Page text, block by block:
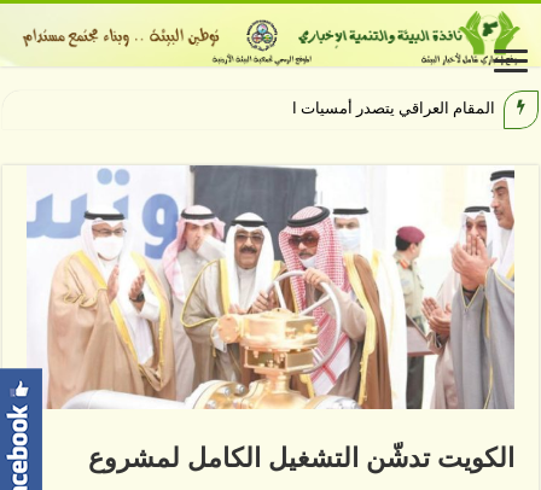
المقام العراقي يتصدر أمسيات الهيبودروم
الكويت تدشّن التشغيل الكامل لمشروع